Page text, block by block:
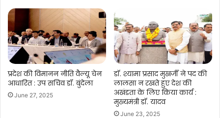
प्रदेश की विमानन नीति वैल्यू चेन
आधारित : उप सचिव डॉ. बुंदेला
June 27, 2025
डॉ. श्यामा प्रसाद मुखर्जी ने पद की
लालसा न रखते हुए देश की
अखंडता के लिए किया कार्य :
मुख्यमंत्री डॉ. यादव
June 23, 2025